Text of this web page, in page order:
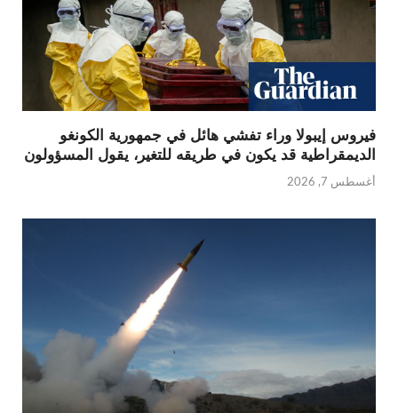
فيروس إيبولا وراء تفشي هائل في جمهورية الكونغو
الديمقراطية قد يكون في طريقه للتغير، يقول المسؤولون
أغسطس 7, 2026